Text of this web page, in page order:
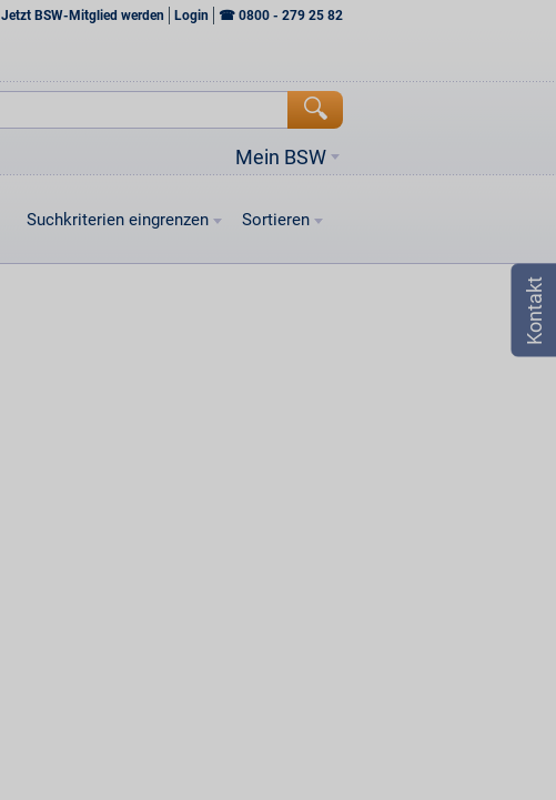
Jetzt BSW-Mitglied werden Login ☎ 0800 - 279 25 82
Mein BSW
Suchkriterien eingrenzen Sortieren